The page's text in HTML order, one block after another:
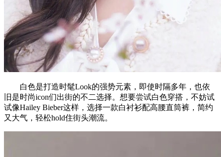
白色是打造时髦Look的强势元素，即使时隔多年，也依
旧是时尚icon们出街的不二选择。想要尝试白色穿搭，不妨试
试像Hailey Bieber这样，选择一款白衬衫配高腰直筒裤，简约
又大气，轻松hold住街头潮流。